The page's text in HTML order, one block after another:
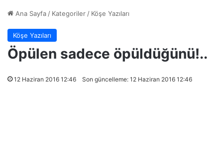
Ana Sayfa/ Kategoriler/ Köşe Yazıları
Köşe Yazıları
Öpülen sadece öpüldüğünü!..
12 Haziran 2016 12:46 Son güncelleme: 12 Haziran 2016 12:46